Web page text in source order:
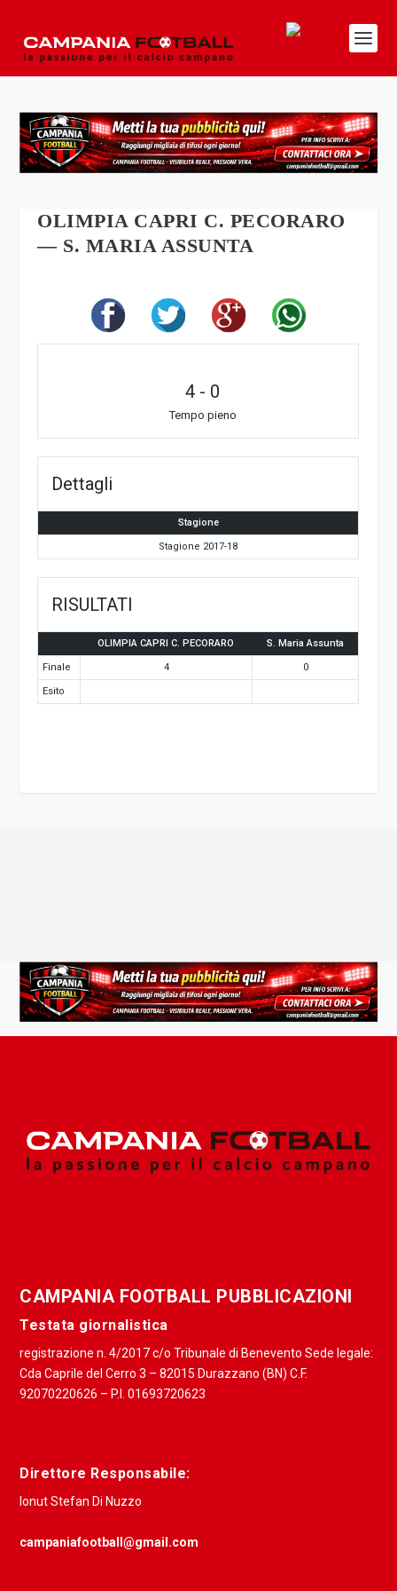
OLIMPIA CAPRI C. PECORARO
— S. MARIA ASSUNTA
4 - 0
Tempo pieno
Dettagli
Stagione
Stagione 2017-18
RISULTATI
OLIMPIA CAPRI C. PECORARO S. Maria Assunta
Finale 4 0
Esito
CAMPANIA FOOTBALL PUBBLICAZIONI
Testata giornalistica
registrazione n. 4/2017 c/o Tribunale di Benevento Sede legale:
Cda Caprile del Cerro 3 – 82015 Durazzano (BN) C.F.
92070220626 – P.I. 01693720623
Direttore Responsabile:
Ionut Stefan Di Nuzzo
campaniafootball@gmail.com